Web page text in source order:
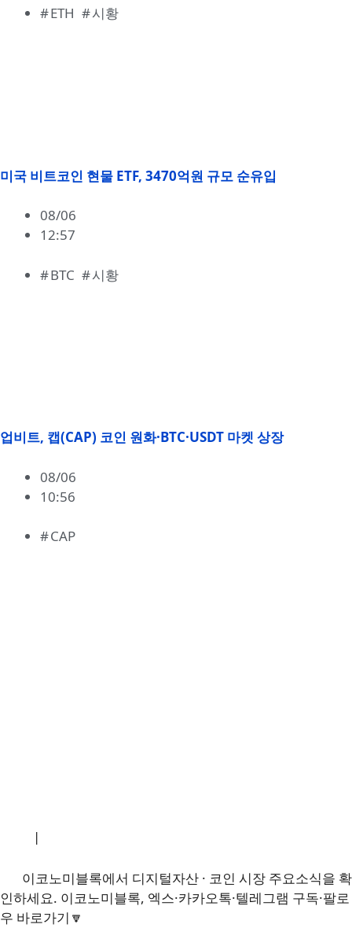
ETH 시황
미국 비트코인 현물 ETF, 3470억원 규모 순유입
08/06
12:57
BTC 시황
업비트, 캡(CAP) 코인 원화·BTC·USDT 마켓 상장
08/06
10:56
CAP
|
이코노미블록에서 디지털자산 · 코인 시장 주요소식을 확
인하세요. 이코노미블록, 엑스·카카오톡·텔레그램 구독·팔로
우 바로가기🔽